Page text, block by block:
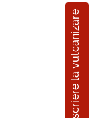
Înscriere la vulcanizare